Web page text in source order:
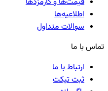
اطلاعیه‌ها
سوالات متداول
تماس با ما
ارتباط با ما
ثبت تیکت